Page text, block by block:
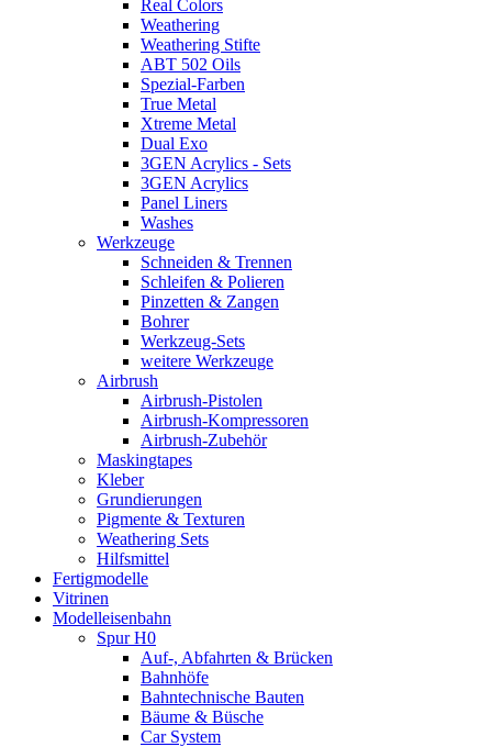
Real Colors
Weathering
Weathering Stifte
ABT 502 Oils
Spezial-Farben
True Metal
Xtreme Metal
Dual Exo
3GEN Acrylics - Sets
3GEN Acrylics
Panel Liners
Washes
Werkzeuge
Schneiden & Trennen
Schleifen & Polieren
Pinzetten & Zangen
Bohrer
Werkzeug-Sets
weitere Werkzeuge
Airbrush
Airbrush-Pistolen
Airbrush-Kompressoren
Airbrush-Zubehör
Maskingtapes
Kleber
Grundierungen
Pigmente & Texturen
Weathering Sets
Hilfsmittel
Fertigmodelle
Vitrinen
Modelleisenbahn
Spur H0
Auf-, Abfahrten & Brücken
Bahnhöfe
Bahntechnische Bauten
Bäume & Büsche
Car System